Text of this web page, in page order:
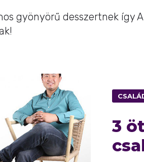
gyönyörű desszertnek így
3